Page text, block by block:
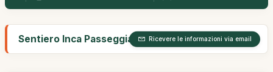
Sentiero Inca Passeggiata giornata intera
Ricevere le informazioni via email